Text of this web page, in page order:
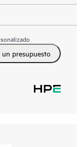
un presupuesto